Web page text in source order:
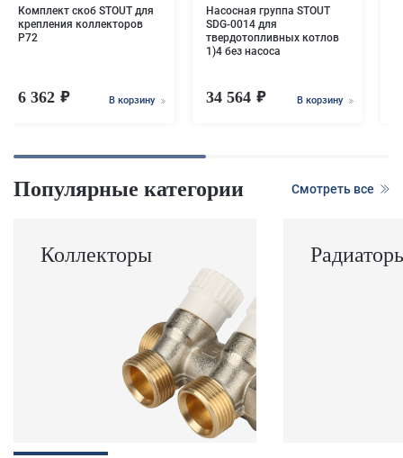
Комплект скоб STOUT для
крепления коллекторов
P72
6 362 В корзину
Насосная группа STOUT
SDG-0014 для
твердотопливных котлов
1)4 без насоса
34 564 В корзину
Популярные категории Смотреть все
Коллекторы